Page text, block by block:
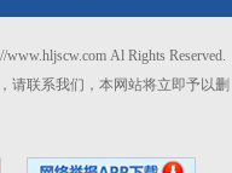
Al Rights Reserved.
请联系我们，本网站将立即予以删